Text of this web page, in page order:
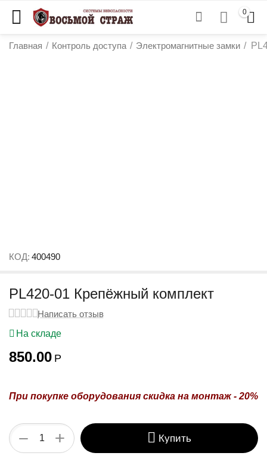
0
Главная / Контроль доступа / Электромагнитные замки /
КОД: 400490
PL420-01 Крепёжный комплект
Написать отзыв
На складе
850.00 Р
При покупке оборудования скидка на монтаж - 20%
+
− Купить